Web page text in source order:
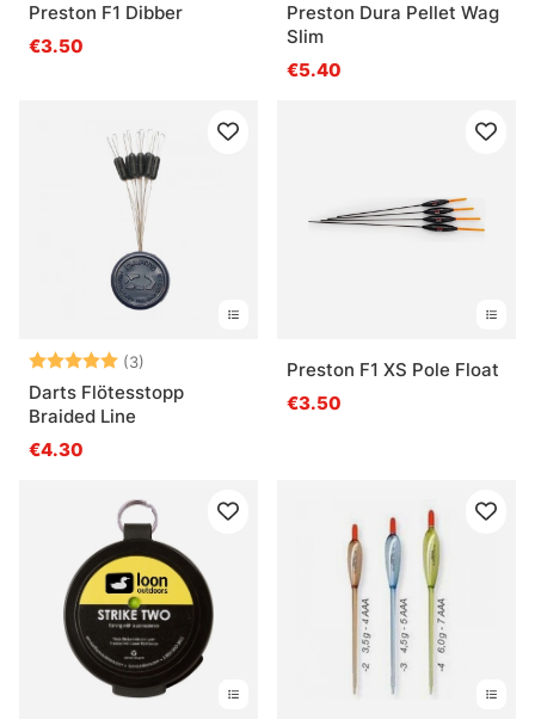
Preston F1 Dibber
€3.50
Preston Dura Pellet Wag
Slim
€5.40
Beoordeling:
(3)
Darts Flötesstopp
Braided Line
€4.30
Preston F1 XS Pole Float
€3.50